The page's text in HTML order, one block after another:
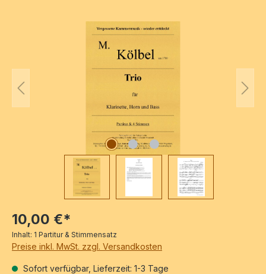
Bildergalerie überspringen
10,00 €*
Inhalt: 1 Partitur & Stimmensatz
Preise inkl. MwSt. zzgl. Versandkosten
Sofort verfügbar, Lieferzeit: 1-3 Tage